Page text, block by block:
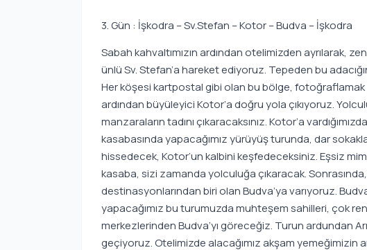
3. Gün : İşkodra – Sv.Stefan – Kotor – Budva – İşkodra
Sabah kahvaltımızın ardından otelimizden ayrılarak,
ünlü Sv. Stefan’a hareket ediyoruz. Tepeden bu
Her köşesi kartpostal gibi olan bu bölge,
ardından büyüleyici Kotor’a doğru yola çıkıyoruz.
manzaraların tadını çıkaracaksınız. Kotor’a
kasabasında yapacağımız yürüyüş turunda, dar
hissedecek, Kotor’un kalbini keşfedeceksiniz. Eşsiz
kasaba, sizi zamanda yolculuğa çıkaracak.
destinasyonlarından biri olan Budva’ya varıyoruz.
yapacağımız bu turumuzda muhteşem sahilleri, çok
merkezlerinden Budva’yı göreceğiz. Turun ardundan
geçiyoruz. Otelimizde alacağımız akşam yemeğimizin